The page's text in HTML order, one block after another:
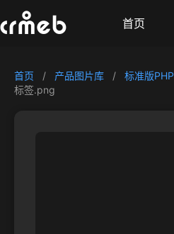
首页
首页 / 产品图片库 / 标准版PHP
标签.png